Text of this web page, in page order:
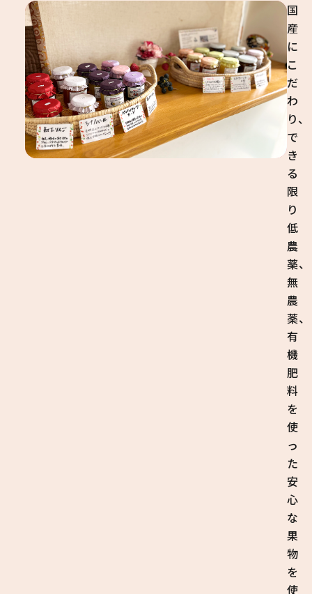
国
産
に
こ
だ
わ
り、
で
き
る
限
り
低
農
薬、
無
農
薬、
有
機
肥
料
を
使
っ
た
安
心
な
果
物
を
使